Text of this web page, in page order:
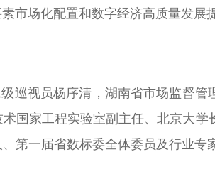
市场化配置和数字经济高质量发展
视员杨序清，湖南省市场监督管
国家工程实验室副主任、北京大学
第一届省数标委全体委员及行业专